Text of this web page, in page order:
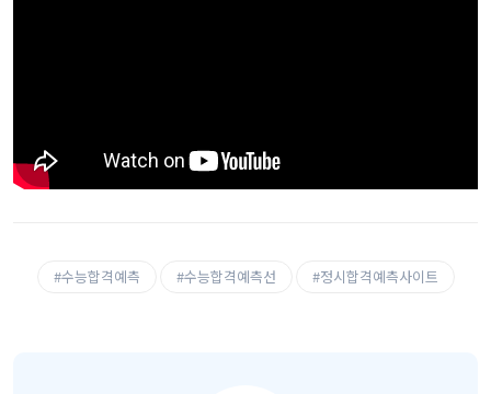
#수능합격예측 #수능합격예측선 #정시합격예측사이트